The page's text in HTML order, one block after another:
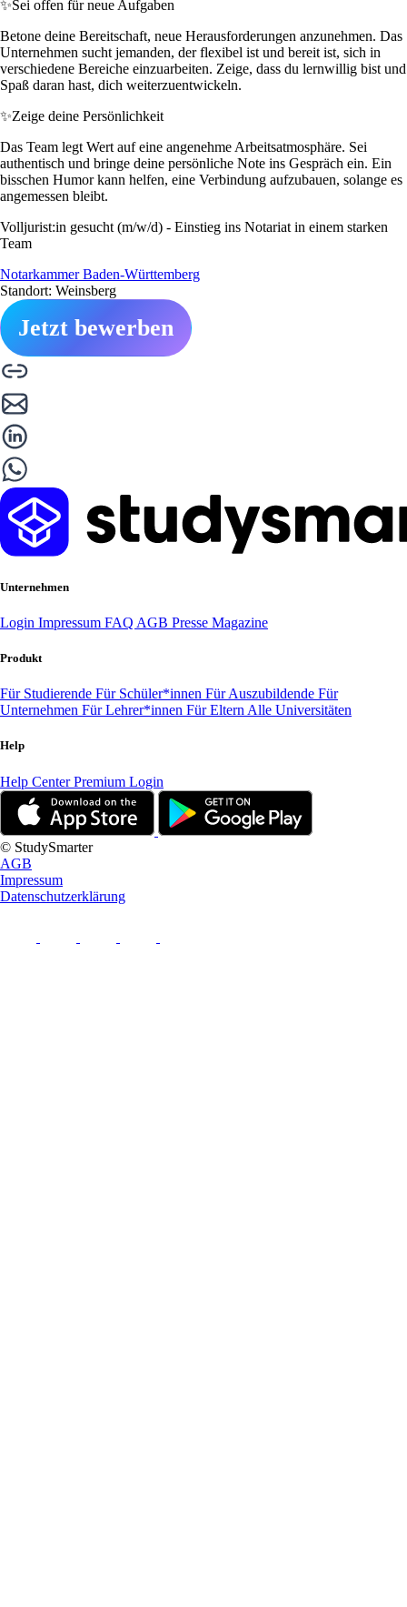
✨Sei offen für neue Aufgaben
Betone deine Bereitschaft, neue Herausforderungen anzunehmen. Das
Unternehmen sucht jemanden, der flexibel ist und bereit ist, sich in
verschiedene Bereiche einzuarbeiten. Zeige, dass du lernwillig bist und
Spaß daran hast, dich weiterzuentwickeln.
✨Zeige deine Persönlichkeit
Das Team legt Wert auf eine angenehme Arbeitsatmosphäre. Sei
authentisch und bringe deine persönliche Note ins Gespräch ein. Ein
bisschen Humor kann helfen, eine Verbindung aufzubauen, solange es
angemessen bleibt.
Volljurist:in gesucht (m/w/d) - Einstieg ins Notariat in einem starken
Team
Notarkammer Baden-Württemberg
Standort: Weinsberg
Jetzt bewerben
Unternehmen
Login Impressum FAQ AGB Presse Magazine
Produkt
Für Studierende Für Schüler*innen Für Auszubildende Für
Unternehmen Für Lehrer*innen Für Eltern Alle Universitäten
Help
Help CenterPremium Login
© StudySmarter
AGB
Impressum
Datenschutzerklärung